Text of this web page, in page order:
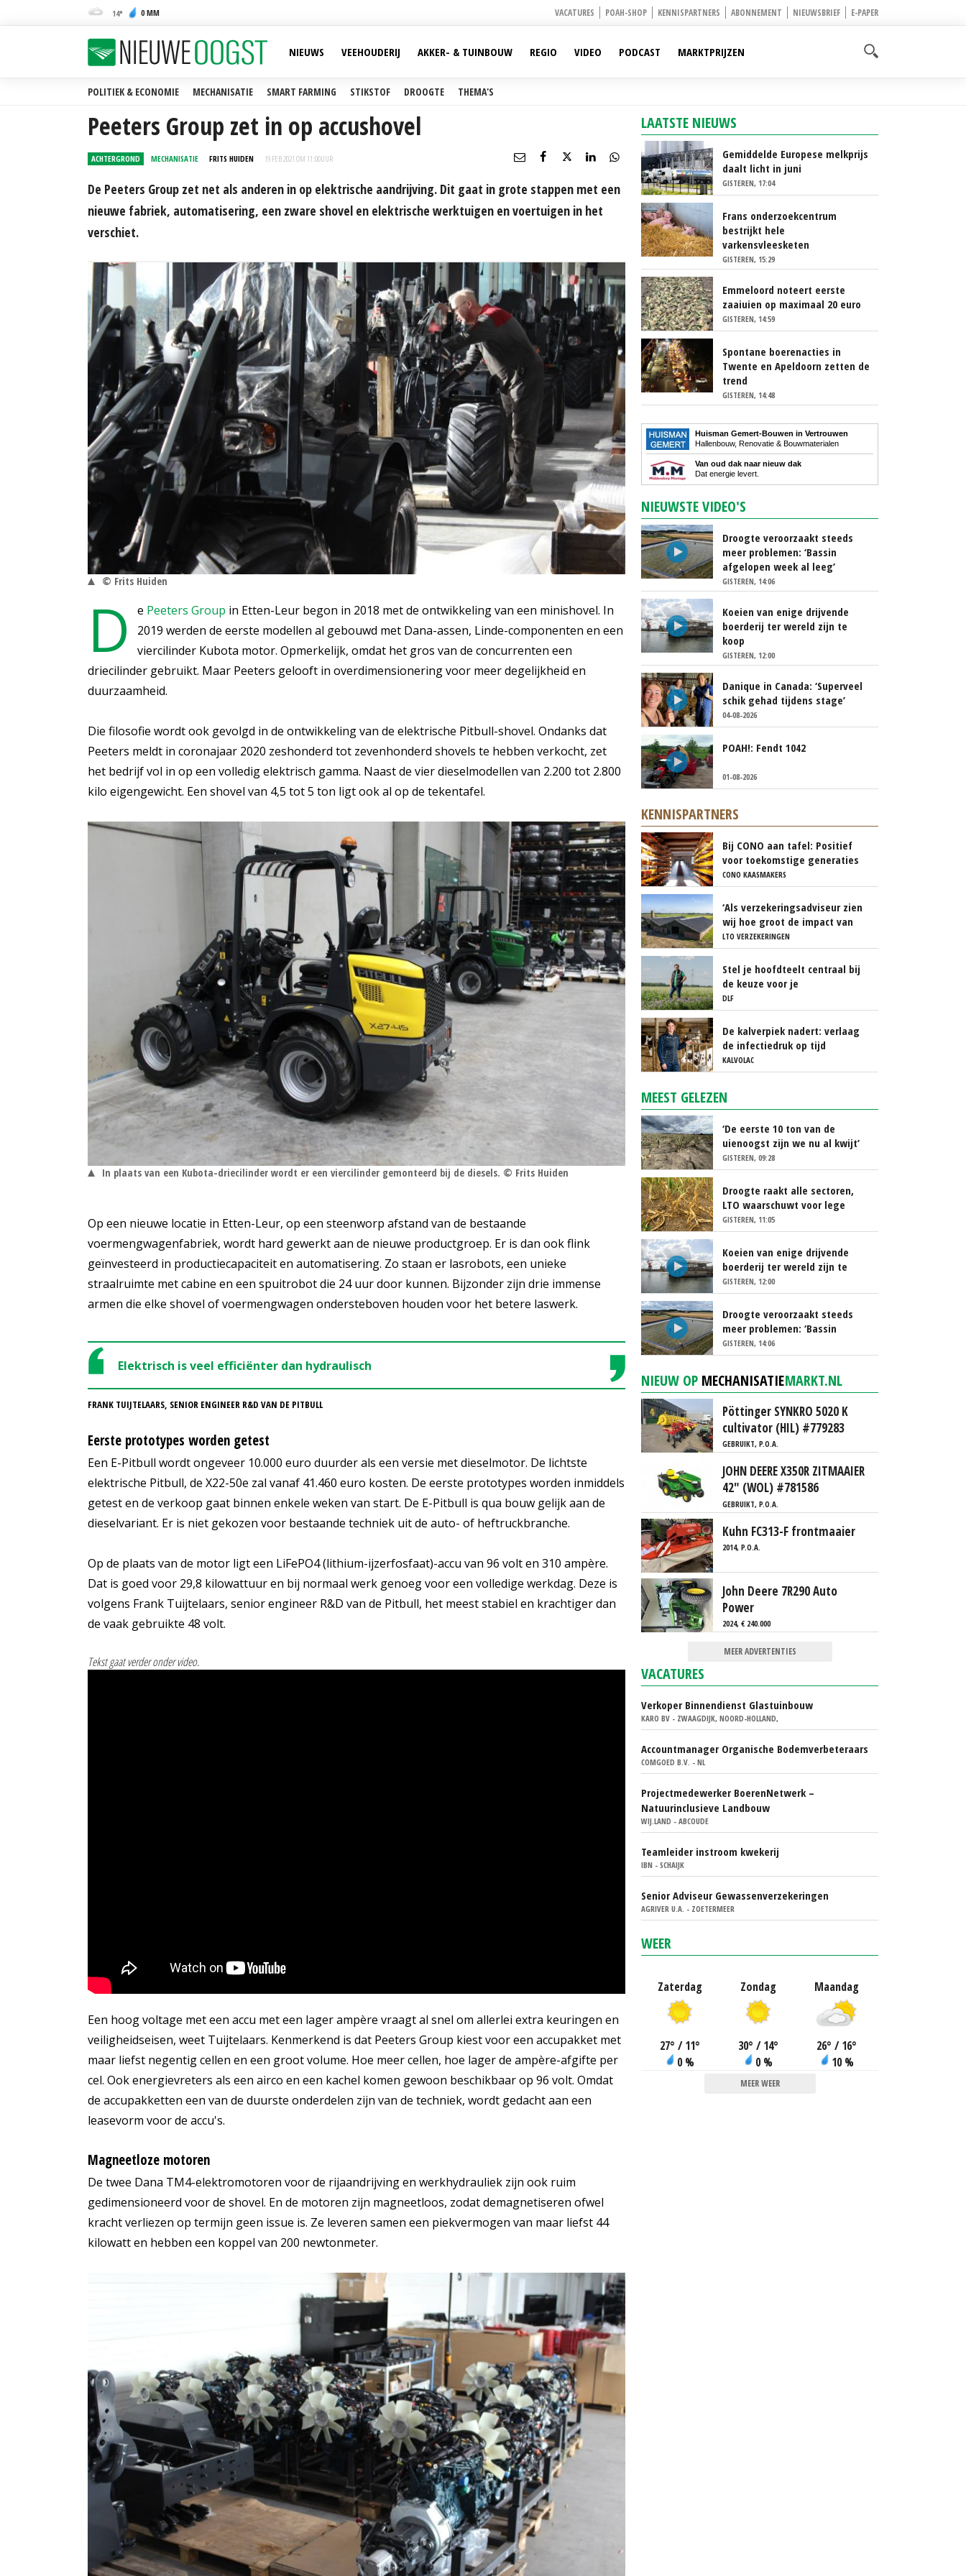
14 0 MM VACATURES POAH-SHOP KENNISPARTNERS ABONNEMENT NIEUWSBRIEF E-PAPER
POLITIEK & ECONOMIE MECHANISATIE SMART FARMING STIKSTOF DROOGTE THEMA'S
NIEUWS VEEHOUDERIJ AKKER- & TUINBOUW REGIO VIDEO PODCAST MARKTPRIJZEN
Peeters Group zet in op accushovel
ACHTERGROND MECHANISATIE FRITS HUIDEN 19 FEB 2021 OM 11:00UUR
De Peeters Group zet net als anderen in op elektrische aandrijving. Dit gaat in grote stappen met een
nieuwe fabriek, automatisering, een zware shovel en elektrische werktuigen en voertuigen in het
verschiet.
© Frits Huiden
D e Peeters Group in Etten-Leur begon in 2018 met de ontwikkeling van een minishovel. In
2019 werden de eerste modellen al gebouwd met Dana-assen, Linde-componenten en een
viercilinder Kubota motor. Opmerkelijk, omdat het gros van de concurrenten een
driecilinder gebruikt. Maar Peeters gelooft in overdimensionering voor meer degelijkheid en
duurzaamheid.
Die filosofie wordt ook gevolgd in de ontwikkeling van de elektrische Pitbull-shovel. Ondanks dat
Peeters meldt in coronajaar 2020 zeshonderd tot zevenhonderd shovels te hebben verkocht, zet
het bedrijf vol in op een volledig elektrisch gamma. Naast de vier dieselmodellen van 2.200 tot 2.800
kilo eigengewicht. Een shovel van 4,5 tot 5 ton ligt ook al op de tekentafel.
In plaats van een Kubota-driecilinder wordt er een viercilinder gemonteerd bij de diesels. © Frits Huiden
Op een nieuwe locatie in Etten-Leur, op een steenworp afstand van de bestaande
voermengwagenfabriek, wordt hard gewerkt aan de nieuwe productgroep. Er is dan ook flink
geïnvesteerd in productiecapaciteit en automatisering. Zo staan er lasrobots, een unieke
straalruimte met cabine en een spuitrobot die 24 uur door kunnen. Bijzonder zijn drie immense
armen die elke shovel of voermengwagen ondersteboven houden voor het betere laswerk.
Elektrisch is veel efficiënter dan hydraulisch
FRANK TUIJTELAARS, SENIOR ENGINEER R&D VAN DE PITBULL
Eerste prototypes worden getest
Een E-Pitbull wordt ongeveer 10.000 euro duurder als een versie met dieselmotor. De lichtste
elektrische Pitbull, de X22-50e zal vanaf 41.460 euro kosten. De eerste prototypes worden inmiddels
getest en de verkoop gaat binnen enkele weken van start. De E-Pitbull is qua bouw gelijk aan de
dieselvariant. Er is niet gekozen voor bestaande techniek uit de auto- of heftruckbranche.
Op de plaats van de motor ligt een LiFePO4 (lithium-ijzerfosfaat)-accu van 96 volt en 310 ampère.
Dat is goed voor 29,8 kilowattuur en bij normaal werk genoeg voor een volledige werkdag. Deze is
volgens Frank Tuijtelaars, senior engineer R&D van de Pitbull, het meest stabiel en krachtiger dan
de vaak gebruikte 48 volt.
Tekst gaat verder onder video.
Een hoog voltage met een accu met een lager ampère vraagt al snel om allerlei extra keuringen en
veiligheidseisen, weet Tuijtelaars. Kenmerkend is dat Peeters Group kiest voor een accupakket met
maar liefst negentig cellen en een groot volume. Hoe meer cellen, hoe lager de ampère-afgifte per
cel. Ook energievreters als een airco en een kachel komen gewoon beschikbaar op 96 volt. Omdat
de accupakketten een van de duurste onderdelen zijn van de techniek, wordt gedacht aan een
leasevorm voor de accu's.
Magneetloze motoren
De twee Dana TM4-elektromotoren voor de rijaandrijving en werkhydrauliek zijn ook ruim
gedimensioneerd voor de shovel. En de motoren zijn magneetloos, zodat demagnetiseren ofwel
kracht verliezen op termijn geen issue is. Ze leveren samen een piekvermogen van maar liefst 44
kilowatt en hebben een koppel van 200 newtonmeter.
LAATSTE NIEUWS
Gemiddelde Europese melkprijs
daalt licht in juni
GISTEREN, 17:04
Frans onderzoekcentrum
bestrijkt hele
varkensvleesketen
GISTEREN, 15:29
Emmeloord noteert eerste
zaaiuien op maximaal 20 euro
GISTEREN, 14:59
Spontane boerenacties in
Twente en Apeldoorn zetten de
trend
GISTEREN, 14:48
Huisman Gemert-Bouwen in Vertrouwen
Hallenbouw, Renovatie & Bouwmaterialen
Van oud dak naar nieuw dak
Dat energie levert.
NIEUWSTE VIDEO'S
Droogte veroorzaakt steeds
meer problemen: ‘Bassin
afgelopen week al leeg’
GISTEREN, 14:06
Koeien van enige drijvende
boerderij ter wereld zijn te
koop
GISTEREN, 12:00
Danique in Canada: ‘Superveel
schik gehad tijdens stage’
04-08-2026
POAH!: Fendt 1042
01-08-2026
KENNISPARTNERS
Bij CONO aan tafel: Positief
voor toekomstige generaties
CONO KAASMAKERS
‘Als verzekeringsadviseur zien
wij hoe groot de impact van
een stalbrand kan zijn’
LTO VERZEKERINGEN
Stel je hoofdteelt centraal bij
de keuze voor je
groenbemester
DLF
De kalverpiek nadert: verlaag
de infectiedruk op tijd
KALVOLAC
MEEST GELEZEN
‘De eerste 10 ton van de
uienoogst zijn we nu al kwijt’
GISTEREN, 09:28
Droogte raakt alle sectoren,
LTO waarschuwt voor lege
schappen
GISTEREN, 11:05
Koeien van enige drijvende
boerderij ter wereld zijn te
koop
GISTEREN, 12:00
Droogte veroorzaakt steeds
meer problemen: ‘Bassin
afgelopen week al leeg’
GISTEREN, 14:06
NIEUW OP MECHANISATIEMARKT.NL
Pöttinger SYNKRO 5020 K
cultivator (HIL) #779283
GEBRUIKT, P.O.A.
JOHN DEERE X350R ZITMAAIER
42" (WOL) #781586
GEBRUIKT, P.O.A.
Kuhn FC313-F frontmaaier
2014, P.O.A.
John Deere 7R290 Auto
Power
2024, € 240.000
MEER ADVERTENTIES
VACATURES
Verkoper Binnendienst Glastuinbouw
KARO BV - ZWAAGDIJK, NOORD-HOLLAND,
Accountmanager Organische Bodemverbeteraars
COMGOED B.V. - NL
Projectmedewerker BoerenNetwerk –
Natuurinclusieve Landbouw
WIJ.LAND - ABCOUDE
Teamleider instroom kwekerij
IBN - SCHAIJK
Senior Adviseur Gewassenverzekeringen
AGRIVER U.A. - ZOETERMEER
WEER
Zaterdag
27° / 11°
0 %
Zondag
30° / 14°
0 %
Maandag
26° / 16°
10 %
MEER WEER